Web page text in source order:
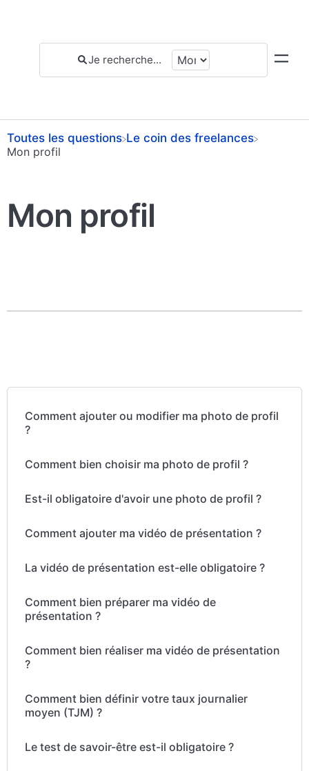
Toutes les questions ​Le coin des freelances
​Mon profil
Mon profil
Comment ajouter ou modifier ma photo de profil
?
Comment bien choisir ma photo de profil ?
Est-il obligatoire d'avoir une photo de profil ?
Comment ajouter ma vidéo de présentation ?
La vidéo de présentation est-elle obligatoire ?
Comment bien préparer ma vidéo de
présentation ?
Comment bien réaliser ma vidéo de présentation
?
Comment bien définir votre taux journalier
moyen (TJM) ?
Le test de savoir-être est-il obligatoire ?